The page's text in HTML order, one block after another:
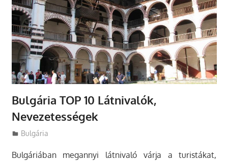
Bulgária TOP 10 Látnivalók,
Nevezetességek
Utazasok.org
Bulgária
Bulgáriában megannyi látnivaló várja a turistákat,